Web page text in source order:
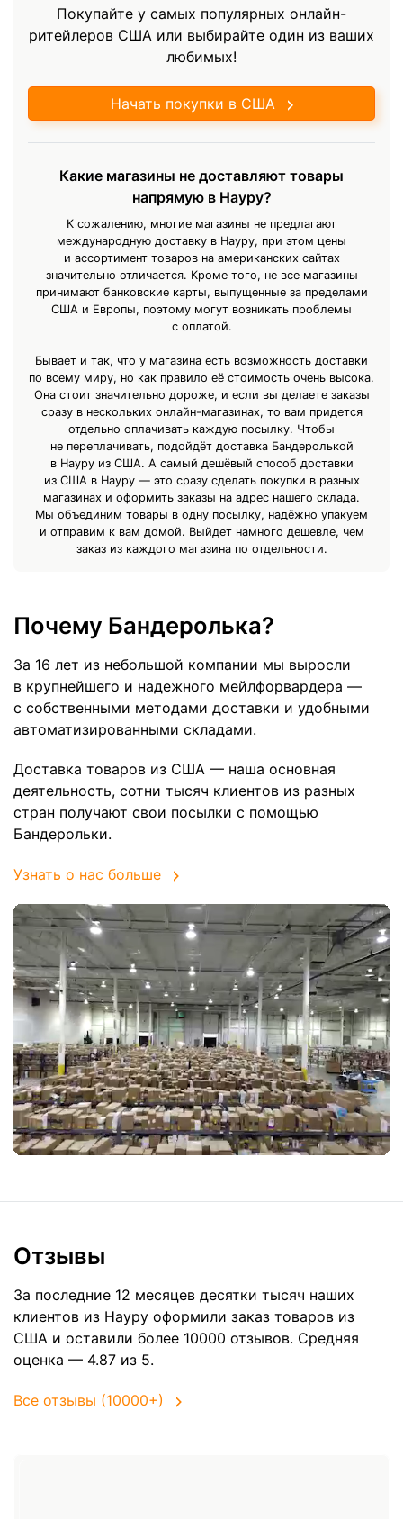
Покупайте у самых популярных онлайн-
ритейлеров США или выбирайте один из ваших
любимых!
Начать покупки в США
Какие магазины не доставляют товары
напрямую в Науру?
К сожалению, многие магазины не предлагают
международную доставку в Науру, при этом цены
и ассортимент товаров на американских сайтах
значительно отличается. Кроме того, не все магазины
принимают банковские карты, выпущенные за пределами
США и Европы, поэтому могут возникать проблемы
с оплатой.
Бывает и так, что у магазина есть возможность доставки
по всему миру, но как правило её стоимость очень высока.
Она стоит значительно дороже, и если вы делаете заказы
сразу в нескольких онлайн-магазинах, то вам придется
отдельно оплачивать каждую посылку. Чтобы
не переплачивать, подойдёт доставка Бандеролькой
в Науру из США. А самый дешёвый способ доставки
из США в Науру — это сразу сделать покупки в разных
магазинах и оформить заказы на адрес нашего склада.
Мы объединим товары в одну посылку, надёжно упакуем
и отправим к вам домой. Выйдет намного дешевле, чем
заказ из каждого магазина по отдельности.
Почему Бандеролька?
За 16 лет из небольшой компании мы выросли
в крупнейшего и надежного мейлфорвардера —
с собственными методами доставки и удобными
автоматизированными складами.
Доставка товаров из США — наша основная
деятельность, сотни тысяч клиентов из разных
стран получают свои посылки с помощью
Бандерольки.
Узнать о нас больше
Отзывы
За последние 12 месяцев десятки тысяч наших
клиентов из Науру оформили заказ товаров из
США и оставили более 10000 отзывов. Средняя
оценка — 4.87 из 5.
Все отзывы (10000+)